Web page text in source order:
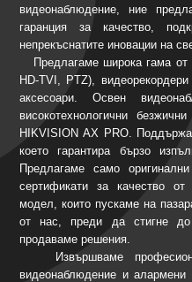
видеонаблюдение, ние
гаранция за качество,
непрекъснатите иновации на
Предлагаме широка гама от
HD-TVI, PTZ),
аксесоари. Освен
високотехнологични
HIKVISION AX PRO.
което гарантира бързо
Предлагаме само
сертификати за качество от
модел, които пускаме на
от нас, преди да стигне
продаваме решения.
Извършваме
видеонаблюдение и